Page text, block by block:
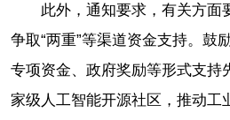
此外，通知要求，有关方面
争取“两重”等渠道资金支持。鼓
专项资金、政府奖励等形式支持
家级人工智能开源社区，推动工